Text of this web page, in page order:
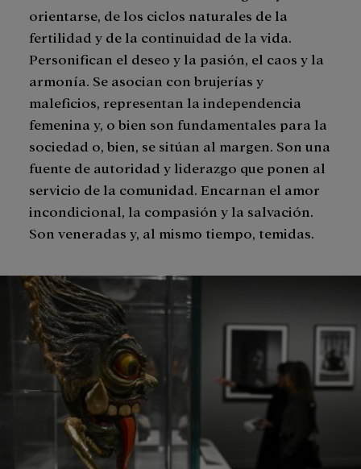
orientarse, de los ciclos naturales de la
fertilidad y de la continuidad de la vida.
Personifican el deseo y la pasión, el caos y la
armonía. Se asocian con brujerías y
maleficios, representan la independencia
femenina y, o bien son fundamentales para la
sociedad o, bien, se sitúan al margen. Son una
fuente de autoridad y liderazgo que ponen al
servicio de la comunidad. Encarnan el amor
incondicional, la compasión y la salvación.
Son veneradas y, al mismo tiempo, temidas.